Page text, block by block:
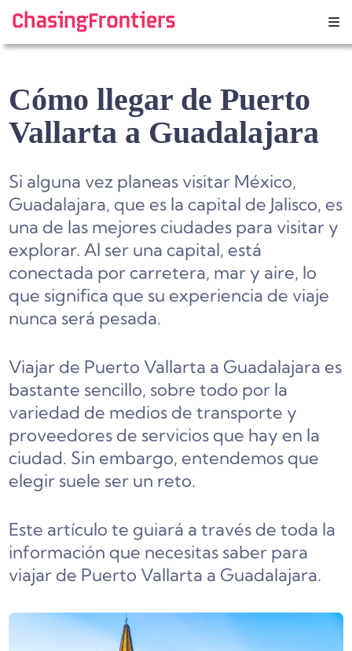
content
Cómo llegar de Puerto
Vallarta a Guadalajara
Si alguna vez planeas visitar México,
Guadalajara, que es la capital de Jalisco, es
una de las mejores ciudades para visitar y
explorar. Al ser una capital, está
conectada por carretera, mar y aire, lo
que significa que su experiencia de viaje
nunca será pesada.
Viajar de Puerto Vallarta a Guadalajara es
bastante sencillo, sobre todo por la
variedad de medios de transporte y
proveedores de servicios que hay en la
ciudad. Sin embargo, entendemos que
elegir suele ser un reto.
Este artículo te guiará a través de toda la
información que necesitas saber para
viajar de Puerto Vallarta a Guadalajara.